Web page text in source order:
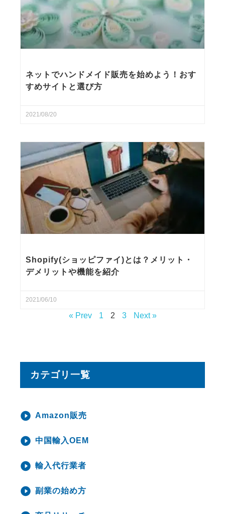
ネットでハンドメイド販売を始めよう！おす
すめサイトと選び方
2021/08/20
Shopify(ショッピファイ)とは？メリット・
デメリットや機能を紹介
2021/06/10
« Prev 1 2 3 Next »
カテゴリ一覧
Amazon販売
中国輸入OEM
輸入代行業者
副業の始め方